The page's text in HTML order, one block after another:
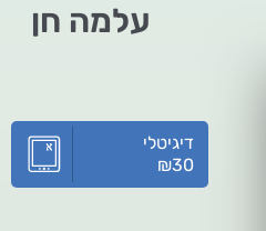
עלמה חן
דיגיטלי
₪30